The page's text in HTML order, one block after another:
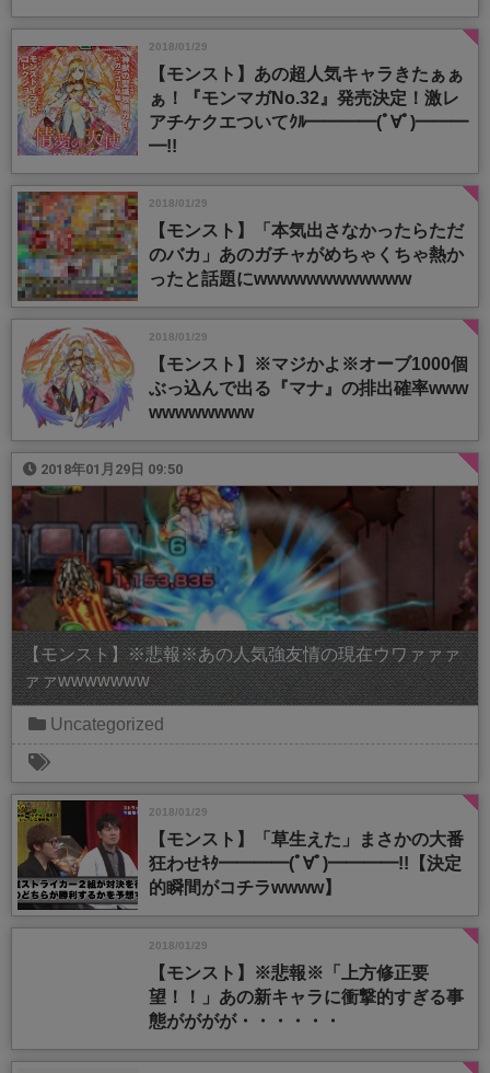
2018/01/29
【モンスト】あの超人気キャラきたぁぁ
ぁ！『モンマガNo.32』発売決定！激レ
アチケクエついてｸﾙ━━━━(ﾟ∀ﾟ)━━━
━!!
2018/01/29
【モンスト】「本気出さなかったらただ
のバカ」あのガチャがめちゃくちゃ熱か
ったと話題にwwwwwwwwwwww
2018/01/29
【モンスト】※マジかよ※オーブ1000個
ぶっ込んで出る『マナ』の排出確率www
wwwwwwww
2018年01月29日 09:50
【モンスト】※悲報※あの人気強友情の現在ウワァァァ
ァァwwwwwww
Uncategorized
2018/01/29
【モンスト】「草生えた」まさかの大番
狂わせｷﾀ━━━━(ﾟ∀ﾟ)━━━━!!【決定
的瞬間がコチラwwww】
2018/01/29
【モンスト】※悲報※「上方修正要
望！！」あの新キャラに衝撃的すぎる事
態がががが・・・・・・